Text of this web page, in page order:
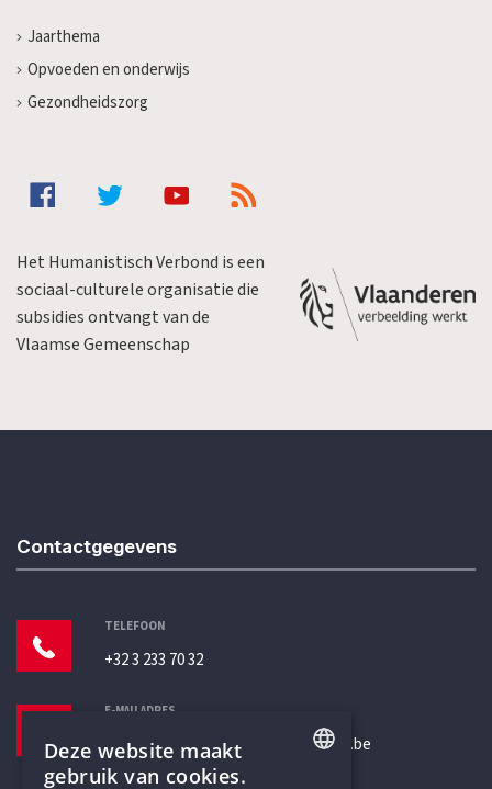
Jaarthema
Opvoeden en onderwijs
Gezondheidszorg
Het Humanistisch Verbond is een
sociaal-culturele organisatie die
subsidies ontvangt van de
Vlaamse Gemeenschap
Contactgegevens
TELEFOON
+32 3 233 70 32
E-MAILADRES
secretariaat@humanistischverbond.be
Deze website maakt
gebruik van cookies.